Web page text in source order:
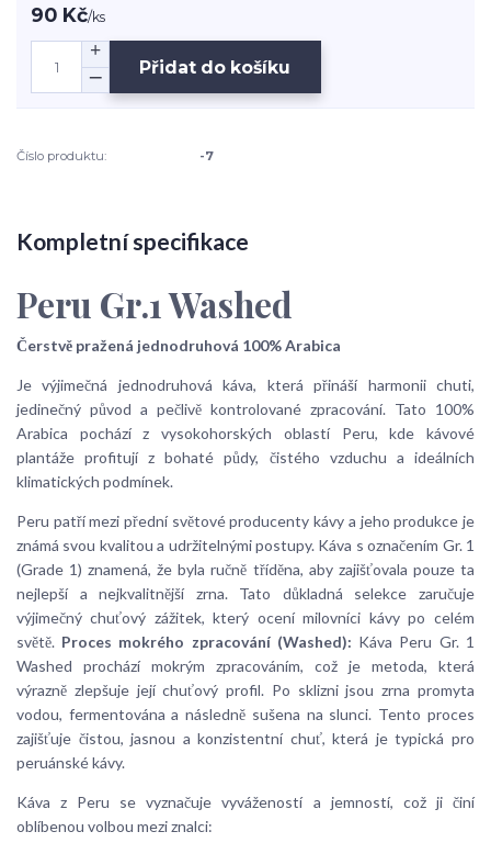
90 Kč/ks
Přidat do košíku
Číslo produktu: -7
Kompletní specifikace
Peru Gr.1 Washed
Čerstvě pražená jednodruhová 100% Arabica
Je výjimečná jednodruhová káva, která přináší harmonii chuti,
jedinečný původ a pečlivě kontrolované zpracování. Tato 100%
Arabica pochází z vysokohorských oblastí Peru, kde kávové
plantáže profitují z bohaté půdy, čistého vzduchu a ideálních
klimatických podmínek.
Peru patří mezi přední světové producenty kávy a jeho produkce je
známá svou kvalitou a udržitelnými postupy. Káva s označením Gr. 1
(Grade 1) znamená, že byla ručně tříděna, aby zajišťovala pouze ta
nejlepší a nejkvalitnější zrna. Tato důkladná selekce zaručuje
výjimečný chuťový zážitek, který ocení milovníci kávy po celém
světě. Proces mokrého zpracování (Washed): Káva Peru Gr. 1
Washed prochází mokrým zpracováním, což je metoda, která
výrazně zlepšuje její chuťový profil. Po sklizni jsou zrna promyta
vodou, fermentována a následně sušena na slunci. Tento proces
zajišťuje čistou, jasnou a konzistentní chuť, která je typická pro
peruánské kávy.
Káva z Peru se vyznačuje vyvážeností a jemností, což ji činí
oblíbenou volbou mezi znalci: